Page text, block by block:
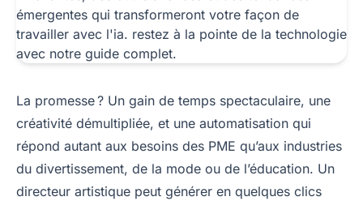
La promesse ? Un gain de temps spectaculaire, une
créativité démultipliée, et une automatisation qui
répond autant aux besoins des PME qu’aux industries
du divertissement, de la mode ou de l’éducation. Un
directeur artistique peut générer en quelques clics